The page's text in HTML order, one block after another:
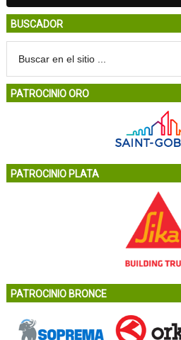
BUSCADOR
PATROCINIO ORO
PATROCINIO PLATA
PATROCINIO BRONCE